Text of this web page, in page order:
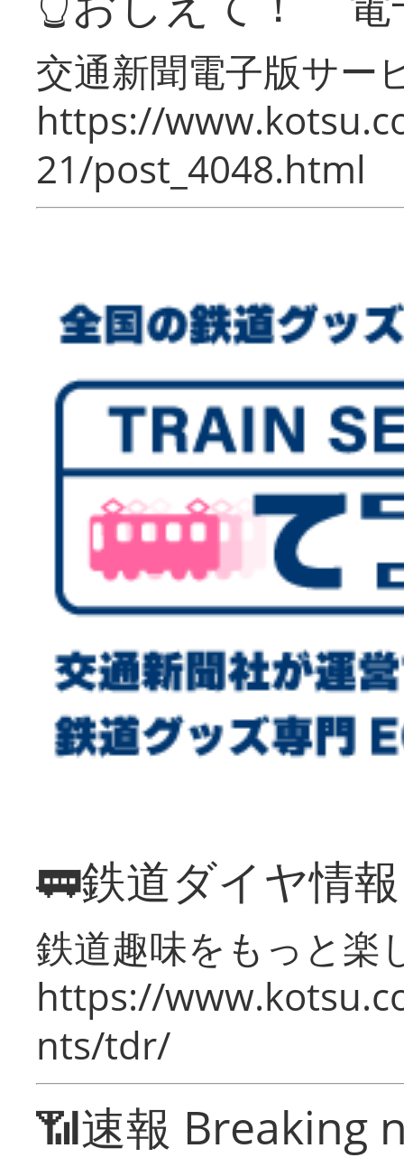
交通新聞電子版サー
https://
21/post_4048.html
🚃鉄道ダイヤ情
鉄道趣味をもっと楽
https://
nts/tdr/
📶速報 Breaking